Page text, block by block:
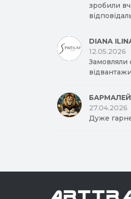
зробили
DIANA
12.05.2026
Замовляли
БАРМАЛЕЙ
27.04.2026
Дуже